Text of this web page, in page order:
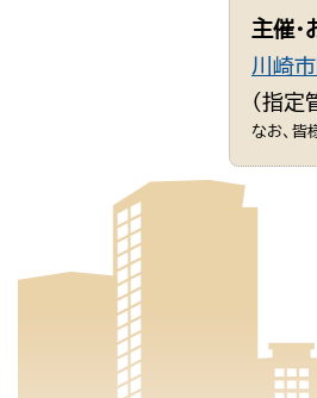
主催・
川崎
（指
なお、皆